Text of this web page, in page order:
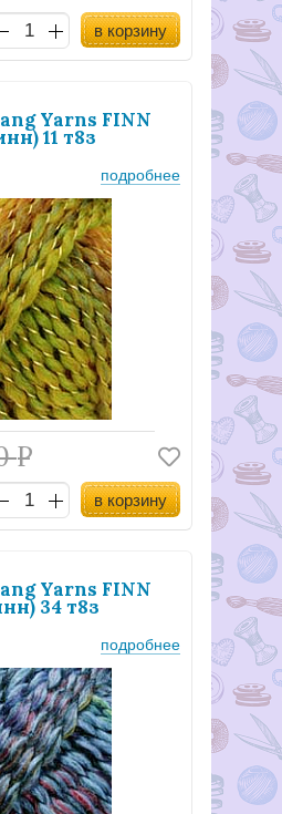
в корзину
Yarns FINN
11 т8з
подробнее
Р
в корзину
Yarns FINN
34 т8з
подробнее